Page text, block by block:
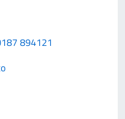
894121